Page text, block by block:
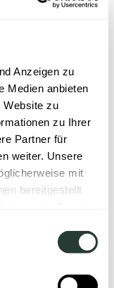
Anzeigen zu
Medien anbieten
Website zu
zu Ihrer
Partner für
weiter. Unsere
mit
bereitgestellt